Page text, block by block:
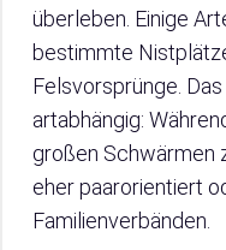
überleben. Einige
bestimmte
Felsvorsprünge.
artabhängig:
großen Schwärmen
eher paarorientiert
Familienverbänden.